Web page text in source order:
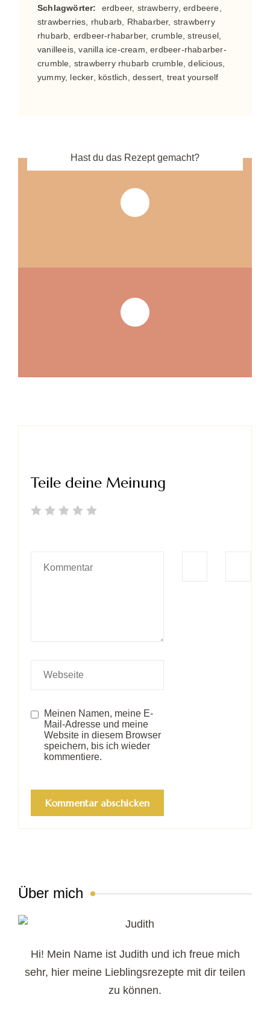
Schlagwörter:
erdbeer, strawberry, erdbeere,
strawberries, rhubarb, Rhabarber, strawberry
rhubarb, erdbeer-rhabarber, crumble, streusel,
vanilleeis, vanilla ice-cream, erdbeer-rhabarber-
crumble, strawberry rhubarb crumble, delicious,
yummy, lecker, köstlich, dessert, treat yourself
Hast du das Rezept gemacht?
Teile deine Meinung
Meinen Namen, meine E-
Mail-Adresse und meine
Website in diesem Browser
speichern, bis ich wieder
kommentiere.
Über mich
Hi! Mein Name ist Judith und ich freue mich
sehr, hier meine Lieblingsrezepte mit dir teilen
zu können.